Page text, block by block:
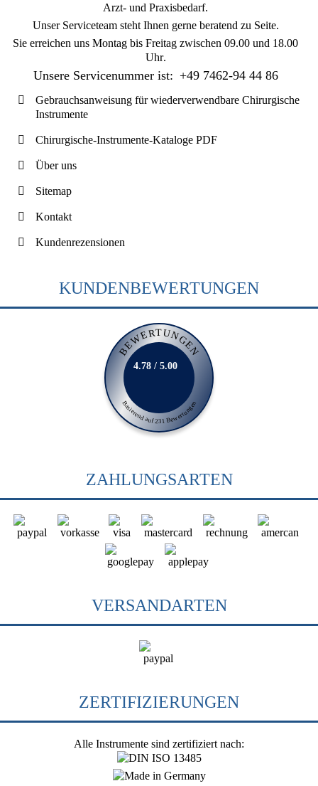
Arzt- und Praxisbedarf.
Unser Serviceteam steht Ihnen gerne beratend zu Seite.
Sie erreichen uns Montag bis Freitag zwischen 09.00 und 18.00
Uhr.
Unsere Servicenummer ist: +49 7462-94 44 86
Gebrauchsanweisung für wiederverwendbare Chirurgische
Instrumente
Chirurgische-Instrumente-Kataloge PDF
Über uns
Sitemap
Kontakt
Kundenrezensionen
KUNDENBEWERTUNGEN
BEWERTUNGEN
Basierend auf 231 Bewertungen
4.78 / 5.00
ZAHLUNGSARTEN
VERSANDARTEN
ZERTIFIZIERUNGEN
Alle Instrumente sind zertifiziert nach: